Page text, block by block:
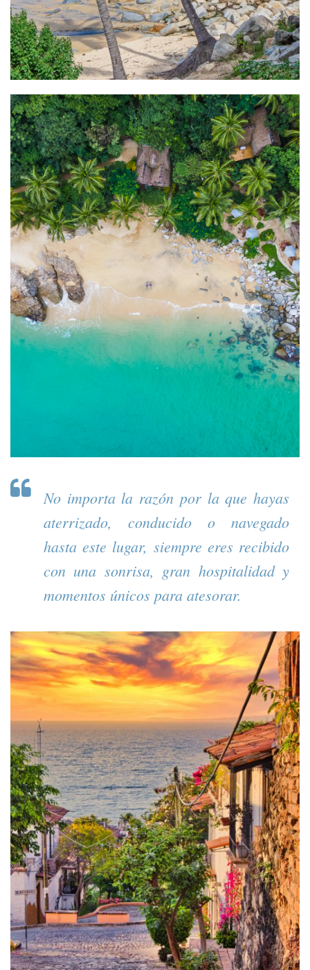
No importa la razón por la que hayas
aterrizado, conducido o navegado
hasta este lugar, siempre eres recibido
con una sonrisa, gran hospitalidad y
momentos únicos para atesorar.